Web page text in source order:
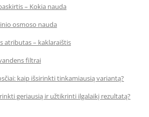
– Kokia nauda
osmoso nauda
atributas – kaklaraištis
filtrai
kaip išsirinkti tinkamiausią variantą?
geriausią ir užtikrinti ilgalaikį rezultatą?